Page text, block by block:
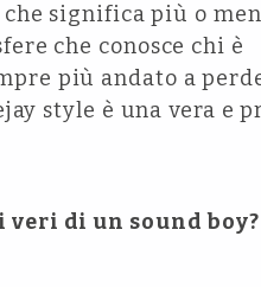
significa più o
che conosce chi è
più andato a
style è una vera e
di un sound boy?